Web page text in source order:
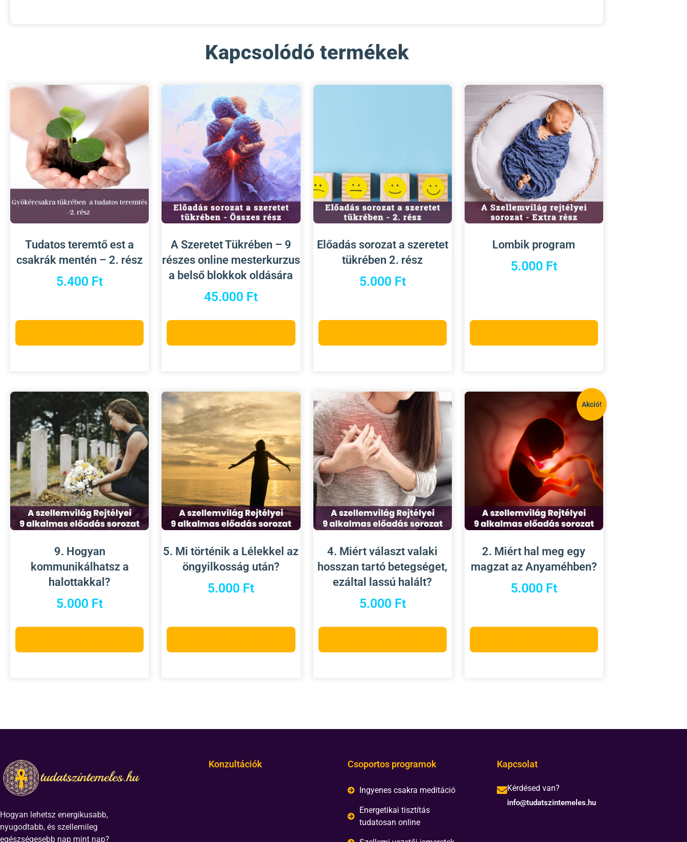
Kapcsolódó termékek
Tudatos teremtő est a
csakrák mentén – 2. rész
5.400 Ft
A Szeretet Tükrében – 9
részes online mesterkurzus
a belső blokkok oldására
45.000 Ft
Előadás sorozat a szeretet
tükrében 2. rész
5.000 Ft
Lombik program
5.000 Ft
9. Hogyan
kommunikálhatsz a
halottakkal?
5.000 Ft
5. Mi történik a Lélekkel az
öngyilkosság után?
5.000 Ft
4. Miért választ valaki
hosszan tartó betegséget,
ezáltal lassú halált?
5.000 Ft
Akció!
2. Miért hal meg egy
magzat az Anyaméhben?
5.000 Ft
Hogyan lehetsz energikusabb,
nyugodtabb, és szellemileg
egészségesebb nap mint nap?
Konzultációk Csoportos programok
Ingyenes csakra meditáció
Energetikai tisztítás
tudatosan online
Kapcsolat
Kérdésed van?
info@tudatszintemeles.hu